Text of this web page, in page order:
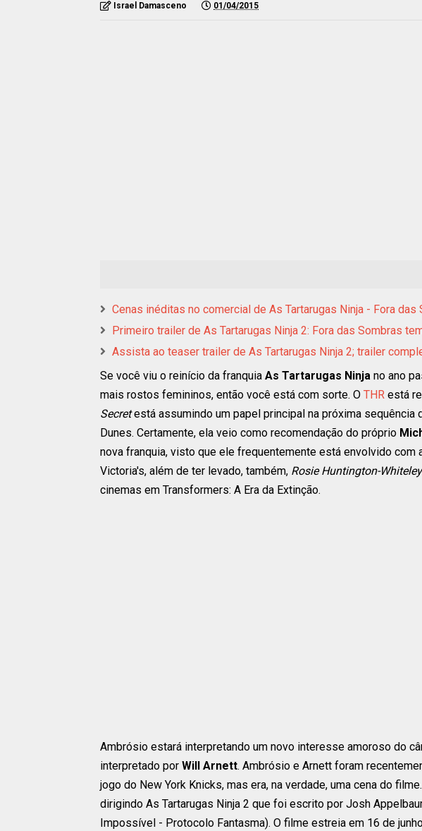
Israel Damasceno 01/04/2015
Cenas inéditas no comercial de As Tartarugas Ninja - Fora das
Primeiro trailer de As Tartarugas Ninja 2: Fora das Sombras
Assista ao teaser trailer de As Tartarugas Ninja 2; trailer
Se você viu o reinício da franquia As Tartarugas Ninja no ano
mais rostos femininos, então você está com sorte. O THR está
Secretestá assumindo um papel principal na próxima sequência
Dunes. Certamente, ela veio como recomendação do próprio
nova franquia, visto que ele frequentemente está envolvido com
Victoria's, além de ter levado, também, Rosie Huntington-
cinemas em Transformers: A Era da Extinção.
Ambrósio estará interpretando um novo interesse amoroso do
interpretado por Will Arnett. Ambrósio e Arnett foram
jogo do New York Knicks, mas era, na verdade, uma cena do
dirigindo As Tartarugas Ninja 2 que foi escrito por Josh
Impossível - Protocolo Fantasma). O filme estreia em 16 de